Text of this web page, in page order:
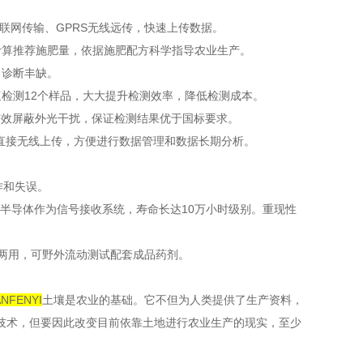
传输、GPRS无线远传，快速上传数据。
荐施肥量，依据施肥配方科学指导农业生产。
断丰缺。
12个样品，大大提升检测效率，降低检测成本。
蔽外光干扰，保证检测结果优于国标要求。
线上传，方便进行数据管理和数据长期分析。
失误。
体作为信号接收系统，寿命长达10万小时级别。重现性
，可野外流动测试配套成品药剂。
土壤是农业的基础。它不但为人类提供了生产资料，
，但要因此改变目前依靠土地进行农业生产的现实，至少